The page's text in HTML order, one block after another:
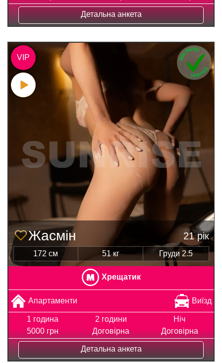
Детальна анкета
Жасмін 21 рік
172 см 51 кг Груди 2.5
Хрещатик
Апартаменти Виїзд
1 година
5000 грн
2 години
Договірна
Ніч
Договірна
Детальна анкета
VIP